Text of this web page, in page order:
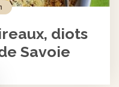
diots
Savoie